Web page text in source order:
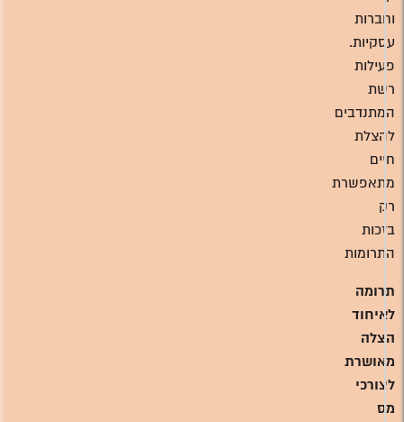
וחברות
עסקיות.
פעילות
רשת
המתנדבים
להצלת
חיים
מתאפשרת
רק
בזכות
התרומות
תרומה
לאיחוד
הצלה
מאושרת
לצורכי
מס